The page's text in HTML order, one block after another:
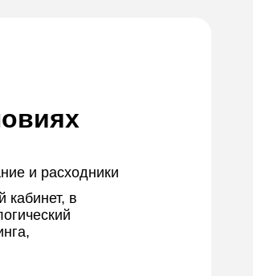
и расходники
кабинет, в